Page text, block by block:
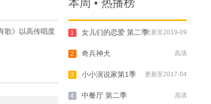
歌》以高传唱度
本周 • 热播榜
1 更新至2019-09
女儿们的恋爱 第二季
2 高清
奇兵神犬
3 更新至2017-04
小小演说家第1季
4 高清
中餐厅 第二季